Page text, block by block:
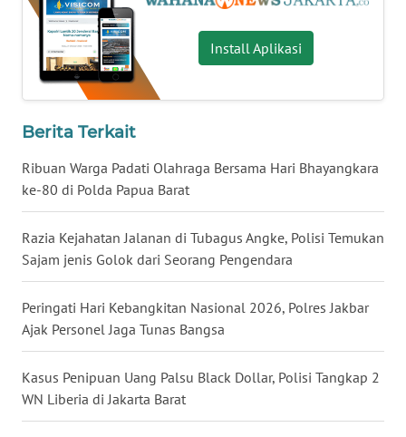
Install Aplikasi
Berita Terkait
Ribuan Warga Padati Olahraga Bersama Hari Bhayangkara
ke-80 di Polda Papua Barat
Razia Kejahatan Jalanan di Tubagus Angke, Polisi Temukan
Sajam jenis Golok dari Seorang Pengendara
Peringati Hari Kebangkitan Nasional 2026, Polres Jakbar
Ajak Personel Jaga Tunas Bangsa
Kasus Penipuan Uang Palsu Black Dollar, Polisi Tangkap 2
WN Liberia di Jakarta Barat
WN
MALUKU
WN
WN
DAIRI
WN
DANAU
TOBA
WN
NIAS
WN
LANGKAT